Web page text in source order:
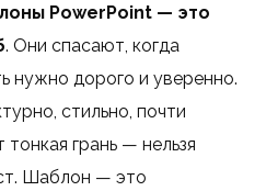
PowerPoint — это
. Они спасают, когда
нужно дорого и уверенно.
стильно, почти
грань — нельзя
Шаблон — это